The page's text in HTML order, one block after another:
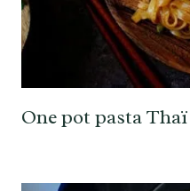
One pot pasta